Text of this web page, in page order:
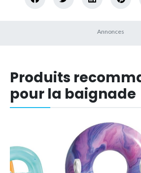
Produits
pour la baignade